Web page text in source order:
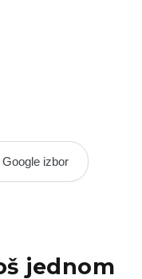
izbor
jednom